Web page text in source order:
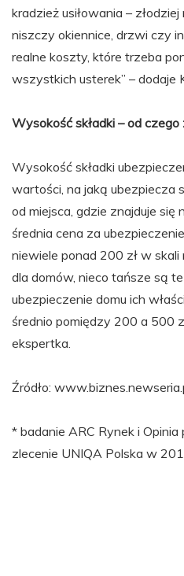
kradzież usiłowania –
niszczy okiennice, drzwi czy
realne koszty, które trzeba
wszystkich usterek” – dodaje
Wysokość składki – od czego
Wysokość składki
wartości, na jaką ubezpiecza
od miejsca, gdzie znajduje się
średnia cena za
niewiele ponad 200 zł w skali
dla domów, nieco tańsze są
ubezpieczenie domu ich
średnio pomiędzy 200 a 500
ekspertka.
Źródło:
* badanie ARC Rynek i
zlecenie UNIQA Polska w